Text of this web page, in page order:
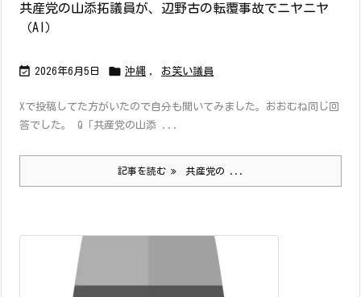
共産党の山添拓議員が、辺野古の転覆事故でニヤニヤ
（AI）
 2026年6月5日  沖縄 , お笑い議員
Xで投稿してた方がいたので自分も聞いてみました。おおむね同じ回
答でした。 Q「共産党の山添 ...
記事を読む 共産党の ...